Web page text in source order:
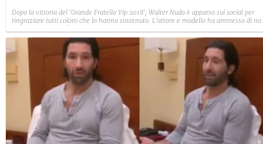
Dopo la vittoria del 'Grande Fratello Vip 2018', Walter Nudo è apparso sui social per
ringraziare tutti coloro che lo hanno sostenuto. L'attore e modello ha ammesso di
scoprire che si è trattato solo di un sogno.